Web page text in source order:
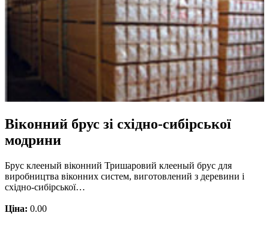
Віконний брус зі східно-сибірської
модрини
Брус клееный віконний Тришаровий клееный брус для
виробництва віконних систем, виготовлений з деревини і
східно-сибірської…
Ціна: 0.00